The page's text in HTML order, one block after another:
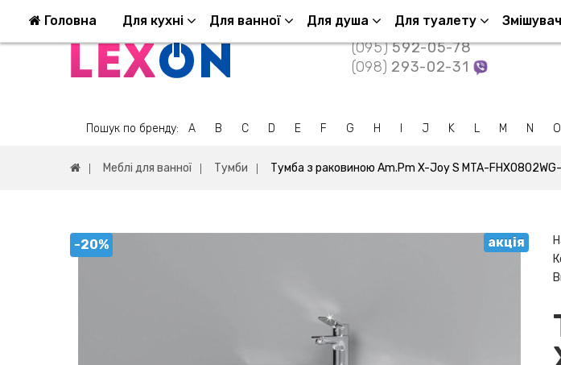
(095)592-05-78
(098) 293-02-31
Головна Для кухні Для ванної Для душа Для туалету
Пошук по бренду: A B C D E F G H J K L M N O
Меблі для ванної Тумби Тумба з раковиною Am.Pm X-Joy S MTA-FHX0802WG-
-20% акція